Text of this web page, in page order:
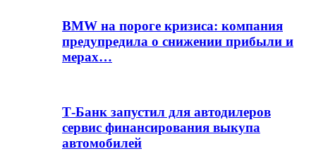
BMW на пороге кризиса: компания
предупредила о снижении прибыли и
мерах…
Т-Банк запустил для автодилеров
сервис финансирования выкупа
автомобилей